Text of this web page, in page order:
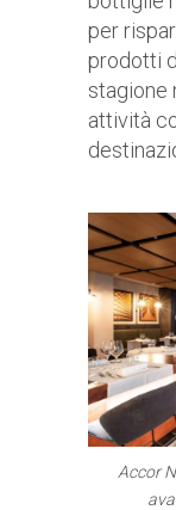
per
prodotti
stagione
attività
Accor